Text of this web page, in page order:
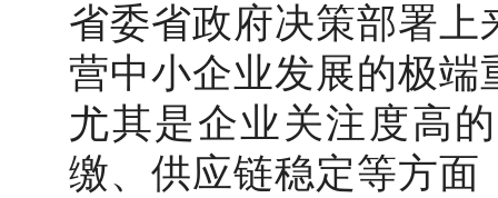
省委省政府决策部署
营中小企业发展的极
尤其是企业关注度高
缴、供应链稳定等方